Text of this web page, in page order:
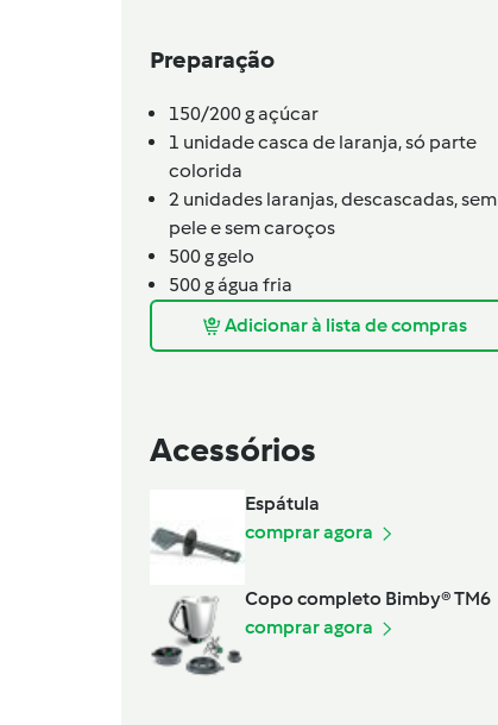
Preparação
150/200gaçúcar
1 unidadecasca de laranja,só parte
colorida
2 unidades laranjas,descascadas, sem
pele e sem caroços
500ggelo
500gágua fria
Adicionar à lista de compras
Acessórios
Espátula
comprar agora
Copo completo Bimby® TM6
comprar agora